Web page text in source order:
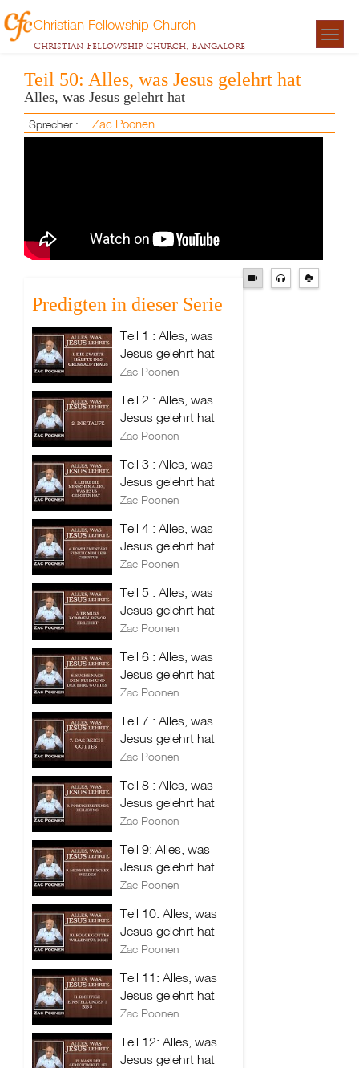
Christian Fellowship Church
Christian Fellowship Church, Bangalore
Teil 50: Alles, was Jesus gelehrt hat
Alles, was Jesus gelehrt hat
Sprecher : Zac Poonen
Predigten in dieser Serie
Teil 1 : Alles, was
Jesus gelehrt hat
Zac Poonen
Teil 2 : Alles, was
Jesus gelehrt hat
Zac Poonen
Teil 3 : Alles, was
Jesus gelehrt hat
Zac Poonen
Teil 4 : Alles, was
Jesus gelehrt hat
Zac Poonen
Teil 5 : Alles, was
Jesus gelehrt hat
Zac Poonen
Teil 6 : Alles, was
Jesus gelehrt hat
Zac Poonen
Teil 7 : Alles, was
Jesus gelehrt hat
Zac Poonen
Teil 8 : Alles, was
Jesus gelehrt hat
Zac Poonen
Teil 9: Alles, was
Jesus gelehrt hat
Zac Poonen
Teil 10: Alles, was
Jesus gelehrt hat
Zac Poonen
Teil 11: Alles, was
Jesus gelehrt hat
Zac Poonen
Teil 12: Alles, was
Jesus gelehrt hat